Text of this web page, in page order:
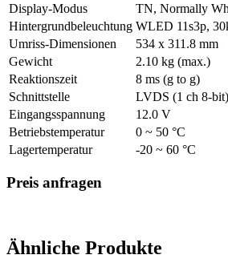
Display-Modus
TN, Normally
Hintergrundbeleuchtung WLED 11s3p,
Umriss-Dimensionen
534 x 311.8 mm
Gewicht
2.10 kg (max.)
Reaktionszeit
8 ms (g to g)
Schnittstelle
LVDS (1 ch 8-
Eingangsspannung
12.0 V
Betriebstemperatur
0 ~ 50 °C
Lagertemperatur
-20 ~ 60 °C
Preis anfragen
Ähnliche Produkte